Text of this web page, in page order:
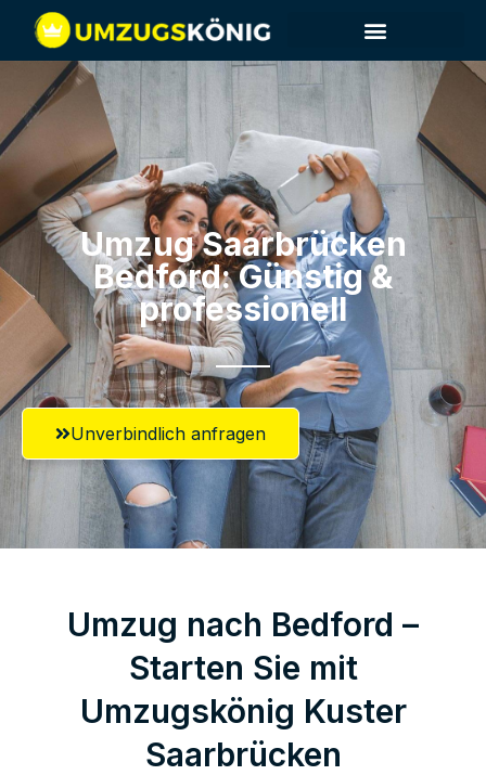
Umzug Saarbrücken​
Bedford: Günstig &
professionell​
Unverbindlich anfragen
Umzug nach Bedford –
Starten Sie mit
Umzugskönig Kuster
Saarbrücken